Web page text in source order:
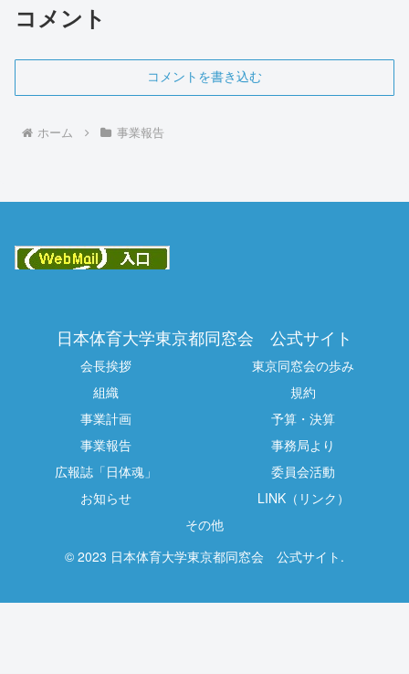
コメント
コメントを書き込む
ホーム 事業報告
日本体育大学東京都同窓会 公式サイト
会長挨拶
東京同窓会の歩み
組織
規約
事業計画
予算・決算
事業報告
事務局より
広報誌「日体魂」
委員会活動
お知らせ
LINK（リンク）
その他
© 2023 日本体育大学東京都同窓会 公式サイト.